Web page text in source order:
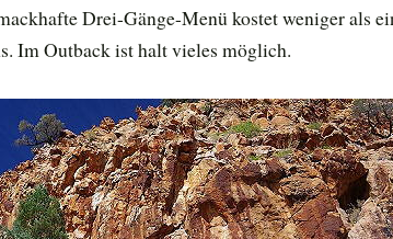
Drei-Gänge-Menü kostet weniger als
Im Outback ist halt vieles möglich.